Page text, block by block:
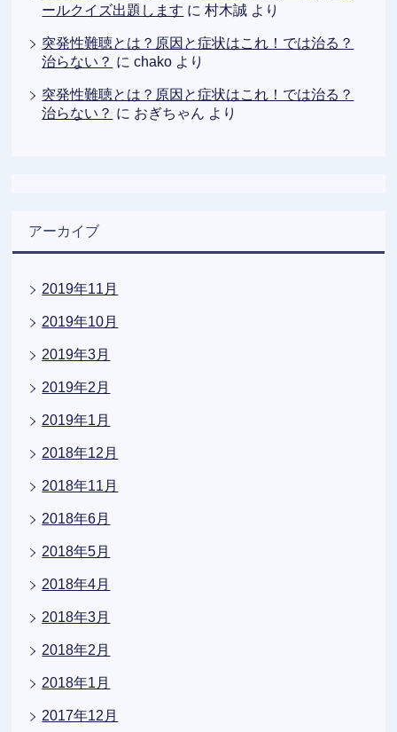
ールクイズ出題します に村木誠 より
突発性難聴とは？原因と症状はこれ！では治る？
治らない？ にchako より
突発性難聴とは？原因と症状はこれ！では治る？
治らない？ に おぎちゃん より
アーカイブ
2019年11月
2019年10月
2019年3月
2019年2月
2019年1月
2018年12月
2018年11月
2018年6月
2018年5月
2018年4月
2018年3月
2018年2月
2018年1月
2017年12月